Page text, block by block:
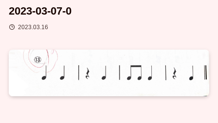
2023-03-07-0
2023.03.16